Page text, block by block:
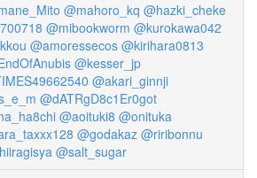
@mahoro_kq @hazki_cheke
@mibookworm @kurokawa042
@amoressecos @kirihara0813
@kesser_jp
@akari_ginnji
@dATRgD8c1Er0got
@aoituki8 @onituka
@godakaz @riribonnu
@salt_sugar